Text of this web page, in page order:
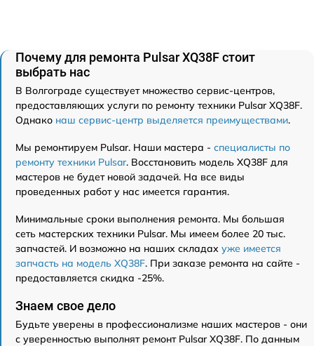
Почему для ремонта Pulsar XQ38F стоит
выбрать нас
В Волгограде существует множество сервис-центров,
предоставляющих услуги по ремонту техники Pulsar XQ38F.
Однако наш сервис-центр выделяется преимуществами.
Мы ремонтируем Pulsar. Наши мастера - специалисты по
ремонту техники Pulsar. Восстановить модель XQ38F для
мастеров не будет новой задачей. На все виды
проведенных работ у нас имеется гарантия.
Минимальные сроки выполнения ремонта. Мы большая
сеть мастерских техники Pulsar. Мы имеем более 20 тыс.
запчастей. И возможно на наших складах уже имеется
запчасть на модель XQ38F. При заказе ремонта на сайте -
предоставляется скидка -25%.
Знаем свое дело
Будьте уверены в профессионализме наших мастеров - они
с уверенностью выполнят ремонт Pulsar XQ38F. По данным